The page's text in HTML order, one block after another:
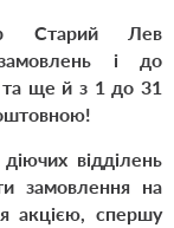
Старий Лев
замовлень і до
та ще й з 1 до 31
відділень
замовлення на
акцією, спершу